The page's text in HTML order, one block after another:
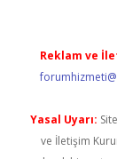
Reklam ve
Yasal Uyarı:
ve İletişim